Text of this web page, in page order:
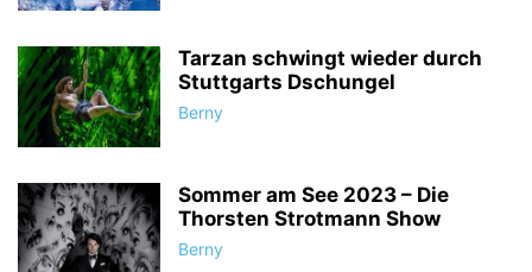
Tarzan schwingt wieder durch
Stuttgarts Dschungel
Berny
Sommer am See 2023 – Die
Thorsten Strotmann Show
Berny